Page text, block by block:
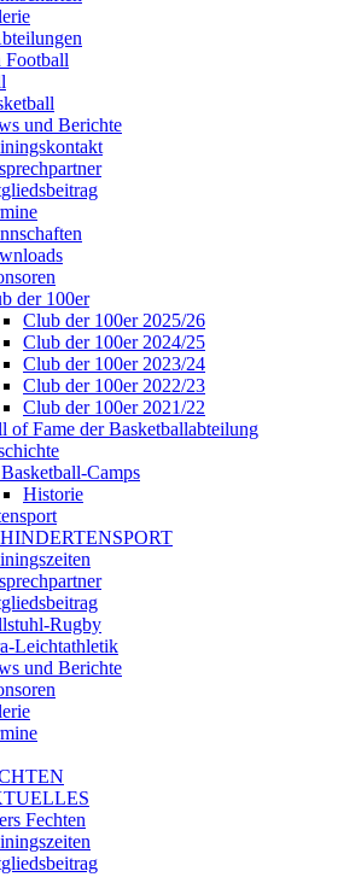
Football
und Berichte
der 100er
Club der 100er 2025/26
Club der 100er 2024/25
Club der 100er 2023/24
Club der 100er 2022/23
Club der 100er 2021/22
of Fame der Basketballabteilung
Camps
Historie
Rugby
Leichtathletik
und Berichte
Fechten